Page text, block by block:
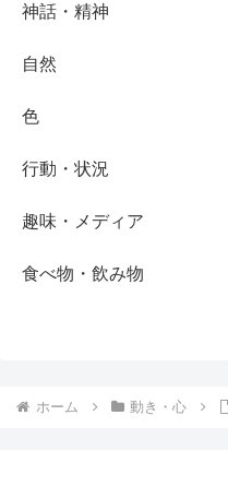
神話・精神
自然
色
行動・状況
趣味・メディア
食べ物・飲み物
ホーム 動き・心